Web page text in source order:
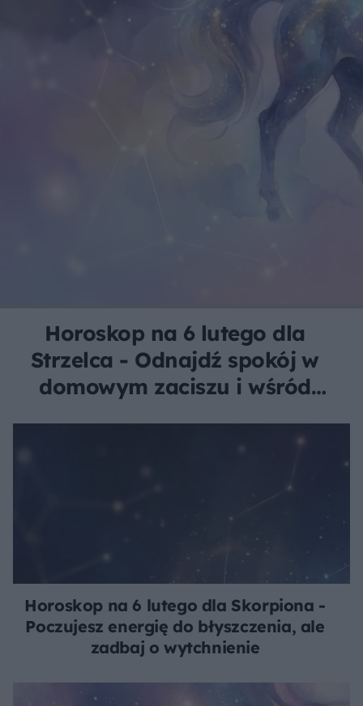
Horoskop na 6 lutego dla
Strzelca - Odnajdź spokój w
domowym zaciszu i wśród
Horoskop na 6 lutego dla Skorpiona -
Poczujesz energię do błyszczenia, ale
zadbaj o wytchnienie